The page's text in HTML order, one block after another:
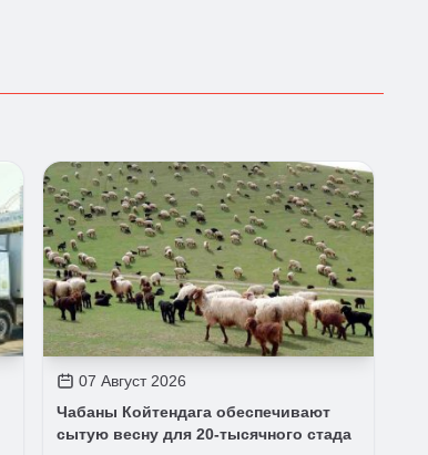
07 Август 2026
Чабаны Койтендага обеспечивают
сытую весну для 20-тысячного стада